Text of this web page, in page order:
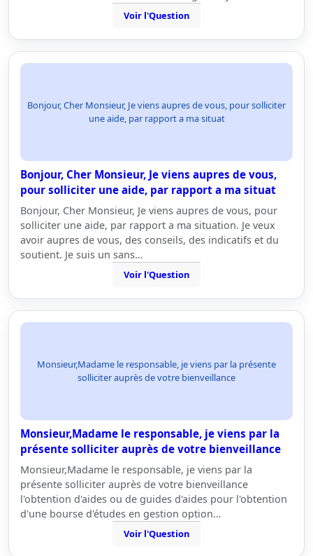
Voir l'Question
Bonjour, Cher Monsieur, Je viens aupres de vous, pour solliciter
une aide, par rapport a ma situat
Bonjour, Cher Monsieur, Je viens aupres de vous,
pour solliciter une aide, par rapport a ma situat
Bonjour, Cher Monsieur, Je viens aupres de vous, pour
solliciter une aide, par rapport a ma situation. Je veux
avoir aupres de vous, des conseils, des indicatifs et du
soutient. Je suis un sans…
Voir l'Question
Monsieur,Madame le responsable, je viens par la présente
solliciter auprès de votre bienveillance
Monsieur,Madame le responsable, je viens par la
présente solliciter auprès de votre bienveillance
Monsieur,Madame le responsable, je viens par la
présente solliciter auprès de votre bienveillance
l'obtention d'aides ou de guides d'aides pour l'obtention
d'une bourse d'études en gestion option…
Voir l'Question